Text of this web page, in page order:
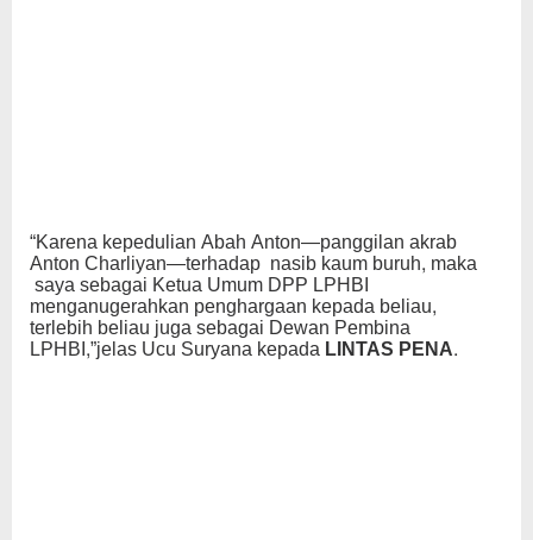
“Karena kepedulian Abah Anton—panggilan akrab
Anton Charliyan—terhadap nasib kaum buruh, maka
saya sebagai Ketua Umum DPP LPHBI
menganugerahkan penghargaan kepada beliau,
terlebih beliau juga sebagai Dewan Pembina
LPHBI,”jelas Ucu Suryana kepadaLINTAS PENA.